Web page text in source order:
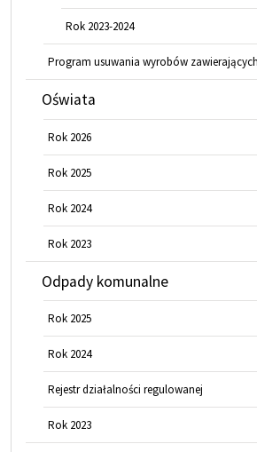
Rok 2023-2024
Program usuwania wyrobów
Oświata
Rok 2026
Rok 2025
Rok 2024
Rok 2023
Odpady komunalne
Rok 2025
Rok 2024
Rejestr działalności regulowanej
Rok 2023